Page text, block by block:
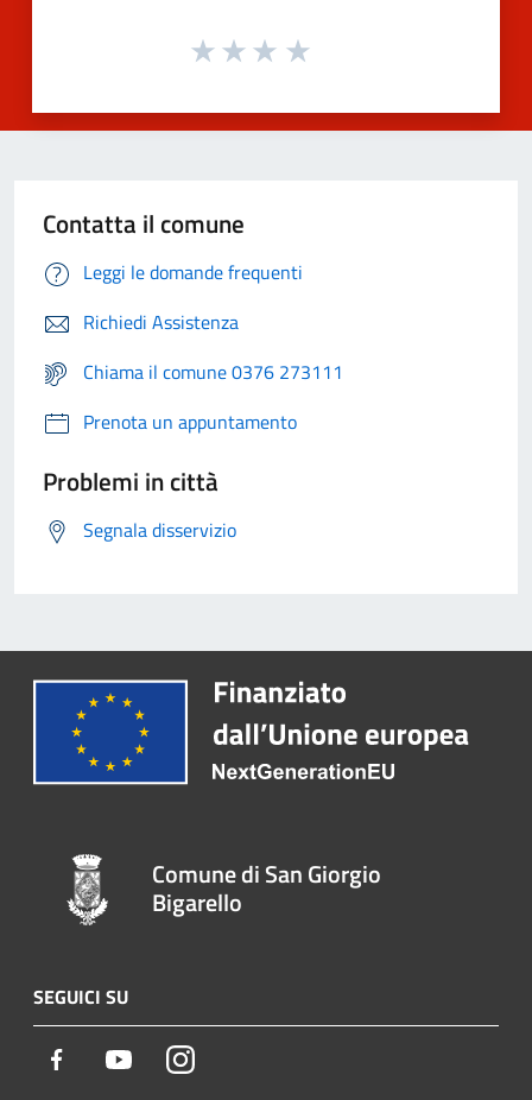
Contatta il comune
Leggi le domande frequenti
Richiedi Assistenza
Chiama il comune 0376 273111
Prenota un appuntamento
Problemi in città
Segnala disservizio
Comune di San Giorgio
Bigarello
SEGUICI SU
Facebook YoutubeInstagram